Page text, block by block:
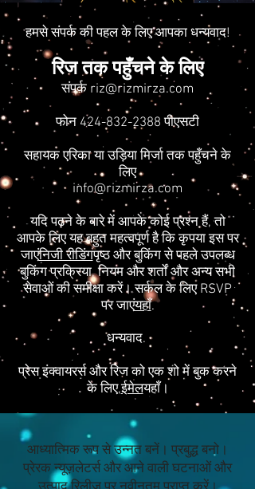
हमसे संपर्क की पहल के लिए आपका धन्यवाद!
रिज तक पहुँचने के लिए
संपर्क riz@rizmirza.com
फोन 424-832-2388 पीएसटी
सहायक एरिका या उड़िया मिर्जा तक पहुँचने के
लिए
info@rizmirza.com
यदि पढ़ने के बारे में आपके कोई प्रश्न हैं, तो
आपके लिए यह बहुत महत्वपूर्ण है कि कृपया इस पर
जाएंनिजी रीडिंगपृष्ठ और बुकिंग से पहले उपलब्ध
बुकिंग प्रक्रिया, नियम और शर्तों और अन्य सभी
सेवाओं की समीक्षा करें। सर्कल के लिए RSVP
पर जाएंयहाँ.
धन्यवाद.
प्रेस इंक्वायरर्स और रिज को एक शो में बुक करने
के लिए,ईमेलयहाँ।
आध्यात्मिक रूप से उन्नत बनें। प्रबुद्ध बनो।
प्रेरक न्यूज़लेटर्स और आने वाली घटनाओं और